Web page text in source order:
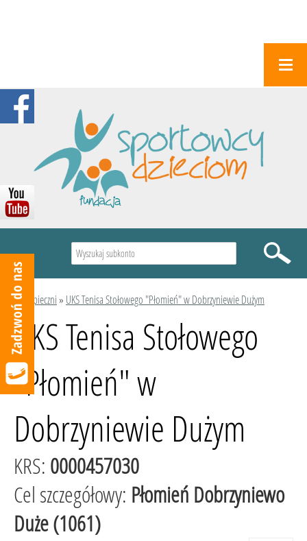
Podopieczni» UKS Tenisa Stołowego "Płomień" w Dobrzyniewie Dużym
UKS Tenisa Stołowego
"Płomień" w
Dobrzyniewie Dużym
KRS: 0000457030
Cel szczegółowy: Płomień Dobrzyniewo
Duże (1061)